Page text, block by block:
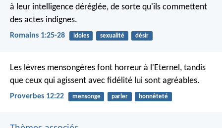
à leur intelligence déréglée, de sorte qu'ils commettent
des actes indignes.
Romains 1:25-28 idoles sexualité désir
Les lèvres mensongères font horreur à l'Eternel, tandis
que ceux qui agissent avec fidélité lui sont agréables.
Proverbes 12:22 mensonge parler honnêteté